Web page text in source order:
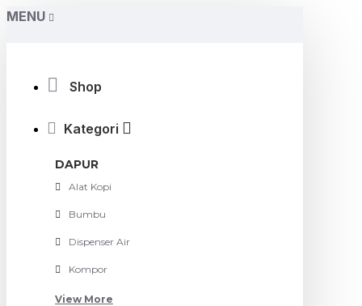
MENU
Shop
Kategori
DAPUR
Alat Kopi
Bumbu
Dispenser Air
Kompor
View More